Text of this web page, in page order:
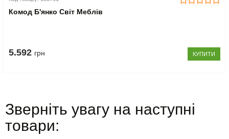
Комод Б'янко Світ Меблів
5.592 грн КУПИТИ
Зверніть увагу на наступні
товари: